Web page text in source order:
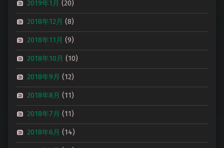
2019年1月 (20)
2018年12月 (8)
2018年11月 (9)
2018年10月 (10)
2018年9月 (12)
2018年8月 (11)
2018年7月 (11)
2018年6月 (14)